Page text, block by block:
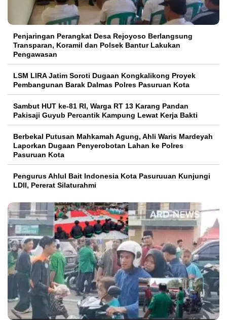
Penjaringan Perangkat Desa Rejoyoso Berlangsung
Transparan, Koramil dan Polsek Bantur Lakukan
Pengawasan
LSM LIRA Jatim Soroti Dugaan Kongkalikong Proyek
Pembangunan Barak Dalmas Polres Pasuruan Kota
Sambut HUT ke-81 RI, Warga RT 13 Karang Pandan
Pakisaji Guyub Percantik Kampung Lewat Kerja Bakti
Berbekal Putusan Mahkamah Agung, Ahli Waris Mardeyah
Laporkan Dugaan Penyerobotan Lahan ke Polres
Pasuruan Kota
Pengurus Ahlul Bait Indonesia Kota Pasuruuan Kunjungi
LDII, Pererat Silaturahmi